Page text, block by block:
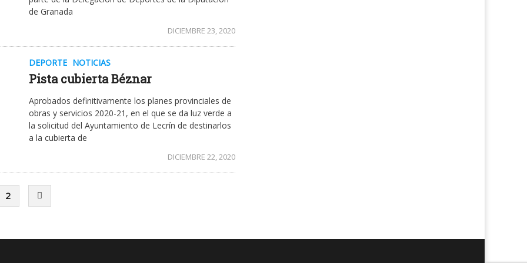
de Granada
DICIEMBRE 23, 2020
DEPORTE NOTICIAS
Pista cubierta Béznar
Aprobados definitivamente los planes provinciales de
obras y servicios 2020-21, en el que se da luz verde a
la solicitud del Ayuntamiento de Lecrín de destinarlos
a la cubierta de
DICIEMBRE 22, 2020
2